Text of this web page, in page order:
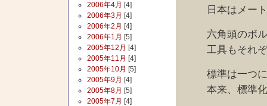
2006年4月 [4]
2006年3月 [4]
2006年2月 [4]
2006年1月 [5]
2005年12月 [4]
2005年11月 [4]
2005年10月 [5]
2005年9月 [4]
2005年8月 [5]
2005年7月 [4]
日本はメート
六角頭のボル
工具もそれぞ
標準は一つに
本来、標準化